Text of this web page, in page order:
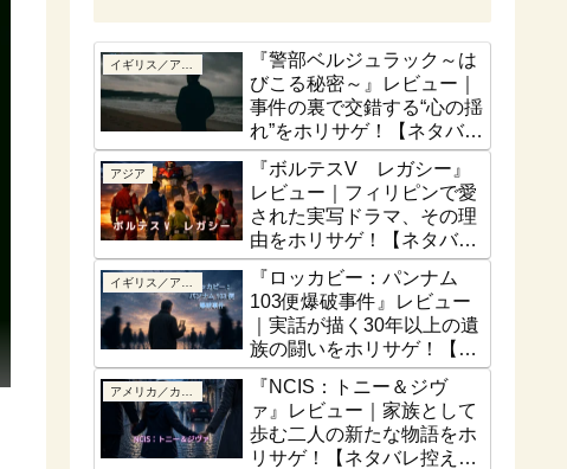
『警部ベルジュラック～は
びこる秘密～』レビュー｜
事件の裏で交錯する“心の揺
れ”をホリサゲ！【ネタバレ
控えめ】
アジア
『ボルテスV レガシー』
レビュー｜フィリピンで愛
された実写ドラマ、その理
由をホリサゲ！【ネタバレ
控えめ】
『ロッカビー：パンナム
103便爆破事件』レビュー
｜実話が描く30年以上の遺
族の闘いをホリサゲ！【実
話ベース】
『NCIS：トニー＆ジヴ
ァ』レビュー｜家族として
歩む二人の新たな物語をホ
リサゲ！【ネタバレ控え